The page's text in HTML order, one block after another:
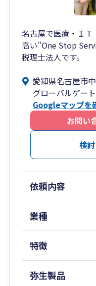
名古屋で医療・Ｉ
高い"One Stop
税理士法人です。
愛知県名古屋市
グローバルゲー
Googleマップを
お問い
検
依頼内容
業種
特徴
弥生製品